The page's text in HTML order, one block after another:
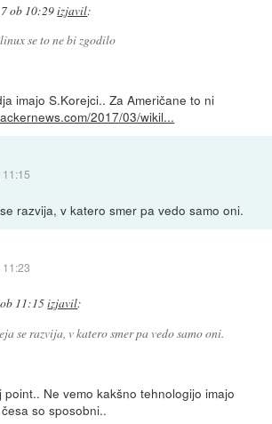
ob 10:29izjavil:
se to ne bi zgodilo
imajo S.Korejci.. Za Američane to ni
2017/03/wikil...
11:15
razvija, v katero smer pa vedo samo oni.
11:23
11:15izjavil:
se razvija, v katero smer pa vedo samo oni.
Ne vemo kakšno tehnologijo imajo
so sposobni..